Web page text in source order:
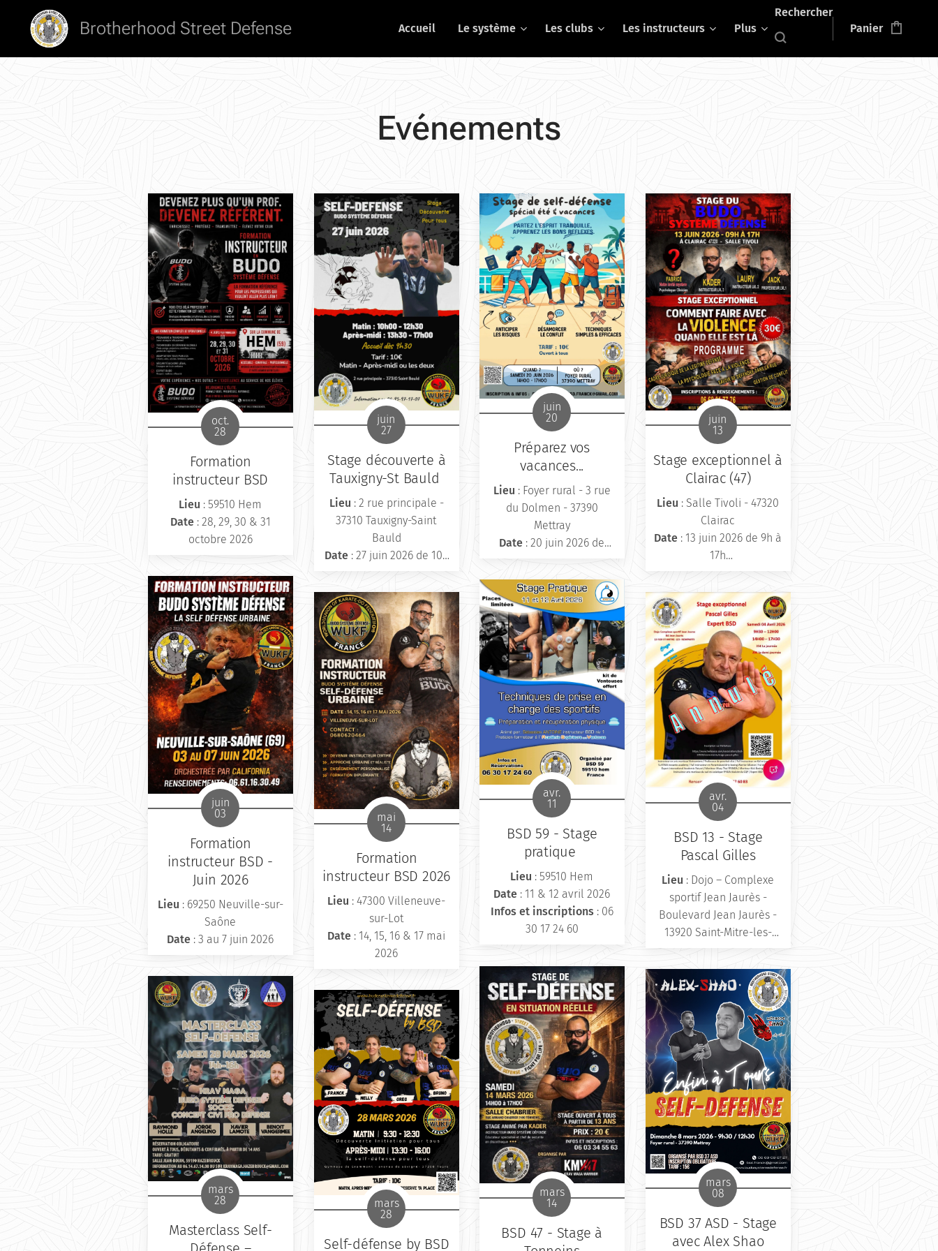
Brotherhood Street Defense Accueil Le système Les clubs Les instructeurs Plus
Rechercher
Panier
Evénements
oct.
28
Formation
instructeur BSD
Lieu : 59510 Hem
Date: 28, 29, 30 & 31
octobre 2026
juin
27
Stage découverte à
Tauxigny-St Bauld
Lieu : 2 rue principale -
37310 Tauxigny-Saint
Bauld
Date: 27 juin 2026 de 10h
à 12h30 et/ou 13h30 à 17h
Infos et inscriptions: 06
95 97 17 07
Tarif: 10 € (matin, après-
midi ou journée
complète)
juin
20
Préparez vos
vacances...
Lieu : Foyer rural - 3 rue
du Dolmen - 37390
Mettray
Date : 20 juin 2026 de
14h00 à 17h00
Infos et inscriptions: 06
69 09 67 27 -
bsd.franck@gmail.com
juin
13
Stage exceptionnel à
Clairac (47)
Lieu : Salle Tivoli - 47320
Clairac
Date : 13 juin 2026 de 9h à
17h
Infos et inscriptions : 06
68 01 77 76
Tarif: 30€
juin
03
Formation
instructeur BSD -
Juin 2026
Lieu : 69250 Neuville-sur-
Saône
Date : 3 au 7 juin 2026
mai
14
Formation
instructeur BSD 2026
Lieu : 47300 Villeneuve-
sur-Lot
Date : 14, 15, 16 & 17 mai
2026
avr.
11
BSD 59 - Stage
pratique
Lieu : 59510 Hem
Date : 11 & 12 avril 2026
Infos et inscriptions: 06
30 17 24 60
avr.
04
BSD 13 - Stage
Pascal Gilles
Lieu : Dojo – Complexe
sportif Jean Jaurès -
Boulevard Jean Jaurès -
13920 Saint-Mitre-les-
Remparts
Date: 4 avril 2026 de
9h30 à 12h & 14h à 17h30
Renseignements: 06 87
07 60 83
Tarif : 35 € la journée - 20
€ la demi-journée
Inscription sur HelloAsso
(QR code sur l'affiche)
mars
28
Masterclass Self-
mars
28
Self-défense by BSD
mars
14
BSD 47 - Stage à
mars
08
BSD 37 ASD - Stage
avec Alex Shao